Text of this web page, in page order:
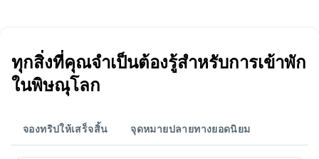
ทุกสิ่งที่คุณจำเป็นต้องรู้สำหรับการเข้าพัก
ในพิษณุโลก
จองทริปให้เสร็จสิ้น จุดหมายปลายทางยอดนิยม